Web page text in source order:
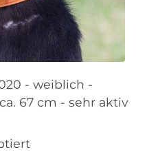
- weiblich -
67 cm - sehr aktiv